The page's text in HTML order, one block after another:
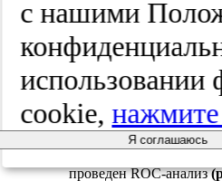
реальных данных
использованием теста
Лемешова (χ2=2,164,
свободы=8,p=0,9755).
Для демонстрации
количества верно
диагнозов одного
количества неверно
проведен ROC-анализ
с нашими
использовании
cookie,нажмите
Я соглашаюсь